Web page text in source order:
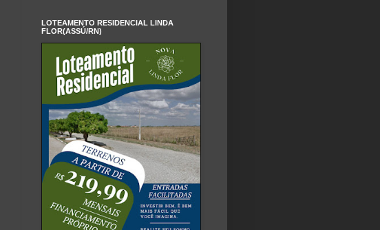
LOTEAMENTO RESIDENCIAL LINDA
FLOR(ASSÚ/RN)